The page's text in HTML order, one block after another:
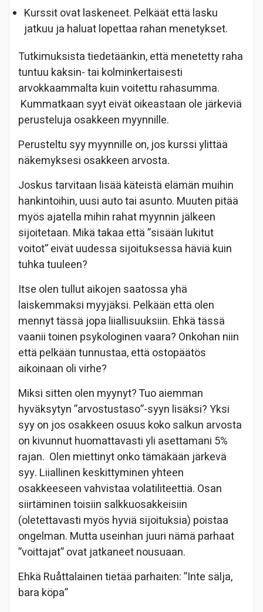
Kurssit ovat laskeneet. Pelkäät että lasku
jatkuu ja haluat lopettaa rahan menetykset.
Tutkimuksista tiedetäänkin, että menetetty raha
tuntuu kaksin- tai kolminkertaisesti
arvokkaammalta kuin voitettu rahasumma.
Kummatkaan syyt eivät oikeastaan ole järkeviä
perusteluja osakkeen myynnille.
Perusteltu syy myynnille on, jos kurssi ylittää
näkemyksesi osakkeen arvosta.
Joskus tarvitaan lisää käteistä elämän muihin
hankintoihin, uusi auto tai asunto. Muuten pitää
myös ajatella mihin rahat myynnin jälkeen
sijoitetaan. Mikä takaa että ”sisään lukitut
voitot” eivät uudessa sijoituksessa häviä kuin
tuhka tuuleen?
Itse olen tullut aikojen saatossa yhä
laiskemmaksi myyjäksi. Pelkään että olen
mennyt tässä jopa liiallisuuksiin. Ehkä tässä
vaanii toinen psykologinen vaara? Onkohan niin
että pelkään tunnustaa, että ostopäätös
aikoinaan oli virhe?
Miksi sitten olen myynyt? Tuo aiemman
hyväksytyn ”arvostustaso”-syyn lisäksi? Yksi
syy on jos osakkeen osuus koko salkun arvosta
on kivunnut huomattavasti yli asettamani 5%
rajan. Olen miettinyt onko tämäkään järkevä
syy. Liiallinen keskittyminen yhteen
osakkeeseen vahvistaa volatiliteettiä. Osan
siirtäminen toisiin salkkuosakkeisiin
(oletettavasti myös hyviä sijoituksia) poistaa
ongelman. Mutta useinhan juuri nämä parhaat
”voittajat” ovat jatkaneet nousuaan.
Ehkä Ruåttalainen tietää parhaiten: ”Inte sälja,
bara köpa”